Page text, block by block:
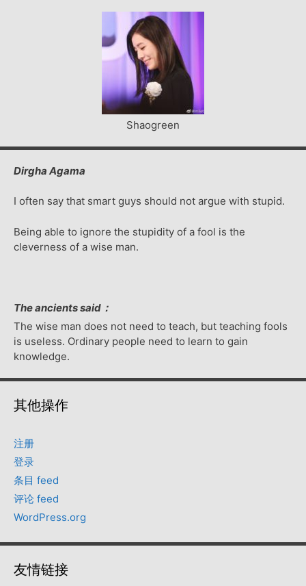
Shaogreen
Dirgha Agama
I often say that smart guys should not argue with stupid.
Being able to ignore the stupidity of a fool is the
cleverness of a wise man.
The ancients said：
The wise man does not need to teach, but teaching fools
is useless. Ordinary people need to learn to gain
knowledge.
其他操作
注册
登录
条目 feed
评论 feed
WordPress.org
友情链接